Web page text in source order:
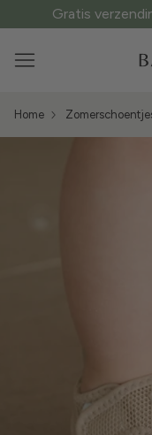
Gratis
Home